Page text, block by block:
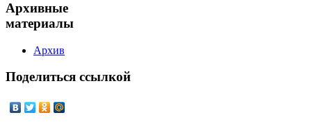
Архивные
материалы
Архив
Поделиться ссылкой